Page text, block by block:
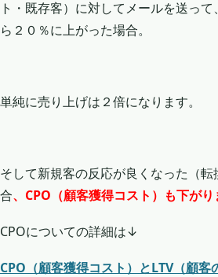
ト・既存客）に対してメールを送っ
ら２０％に上がった場合。
単純に売り上げは２倍になります。
そして新規客の反応が良くなった（
合、CPO（顧客獲得コスト）も下がり
CPOについての詳細は↓
CPO（顧客獲得コスト）とLTV（顧客